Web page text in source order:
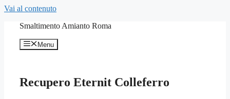
Vai al contenuto
Smaltimento Amianto Roma
Menu
Recupero Eternit Colleferro